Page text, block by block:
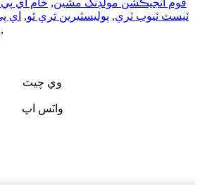
ٽيسٽ ٽيوب ٽري, پوليسٽيرين تري ٿو, اي
,
وي چيٽ
واٽس اپ